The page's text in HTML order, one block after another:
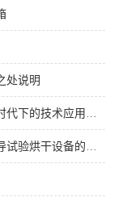
处说明